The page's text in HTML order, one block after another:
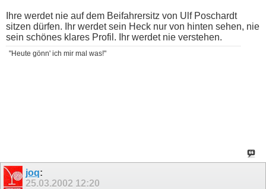
Ihre werdet nie auf dem Beifahrersitz von Ulf Poschardt
sitzen dürfen. Ihr werdet sein Heck nur von hinten sehen, nie
sein schönes klares Profil. Ihr werdet nie verstehen.
"Heute gönn' ich mir mal was!"
joq:
25.03.2002 12:20